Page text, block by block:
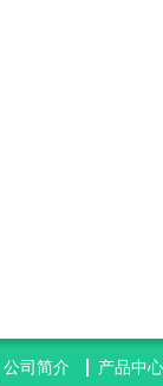
公司简介 产品中心